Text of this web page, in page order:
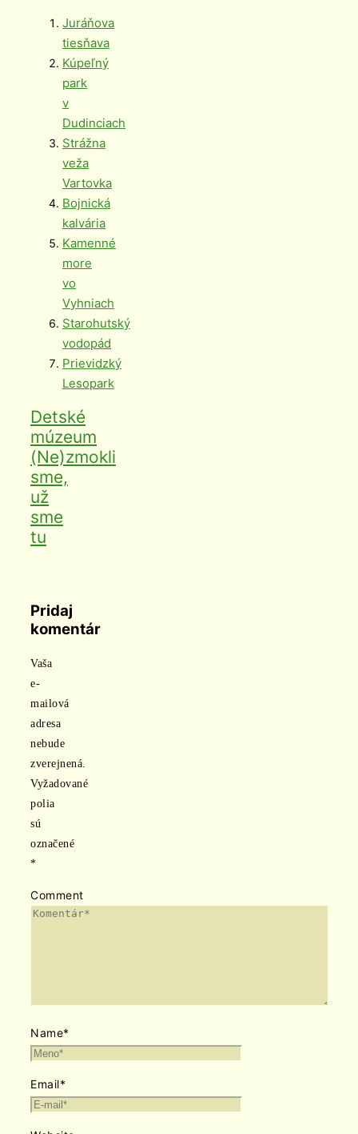
Juráňova
tiesňava
Kúpeľný
park
v
Dudinciach
Strážna
veža
Vartovka
Bojnická
kalvária
Kamenné
more
vo
Vyhniach
Starohutský
vodopád
Prievidzký
Lesopark
Detské
múzeum
(Ne)zmokli
sme,
už
sme
tu
Pridaj
komentár
Vaša
e-
mailová
adresa
nebude
zverejnená.
Vyžadované
polia
sú
označené
*
Comment
Name*
Email*